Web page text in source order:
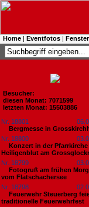
Home | Eventfotos |
Besucher:
diesen Monat: 7071599
letzten Monat: 15503886
Nr. 18801
Bergmesse in
Nr. 18800
Konzert in der Pfarrkirche
Heiligenblut am
Nr. 18799
Fotogruß am frühen
vom Flatschachersee
Nr. 18798
Feuerwehr Steuerberg
traditionelle Feuerwehrfest